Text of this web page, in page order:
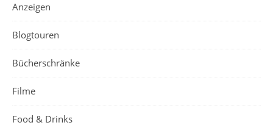
Anzeigen
Blogtouren
Bücherschränke
Filme
Food & Drinks